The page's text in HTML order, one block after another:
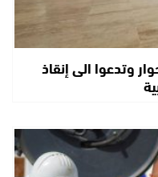
وتدعوا الى إنقاذ